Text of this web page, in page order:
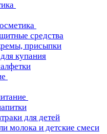
средства
присыпки
купания
для детей
молока и детские смеси